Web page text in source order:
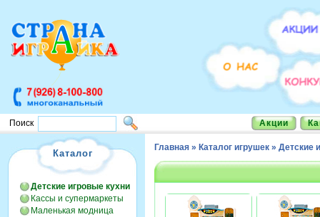
Поиск Акции
Каталог
Детские игровые кухни
Кассы и супермаркеты
Маленькая модница
Главная » Каталог игрушек » Детские